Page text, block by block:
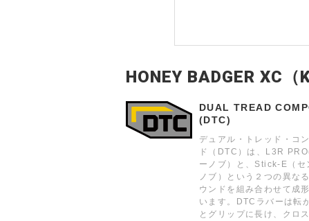
HONEY BADGER XC
DUAL TREAD
(DTC)
デュアル・トレッド・コ
ド（DTC）は、L3R
ーノブ）と、Stick-E（セ
ノブ）という２つの異な
ウンドを組み合わせて成
います。DTCラバーは転
とグリップに長け、クロ